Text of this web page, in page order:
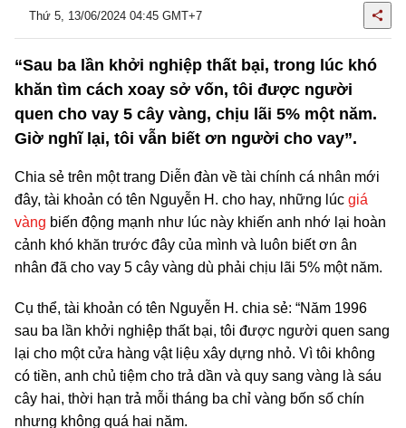
Thứ 5, 13/06/2024 04:45 GMT+7
“Sau ba lần khởi nghiệp thất bại, trong lúc khó
khăn tìm cách xoay sở vốn, tôi được người
quen cho vay 5 cây vàng, chịu lãi 5% một năm.
Giờ nghĩ lại, tôi vẫn biết ơn người cho vay”.
Chia sẻ trên một trang Diễn đàn về tài chính cá nhân mới
đây, tài khoản có tên Nguyễn H. cho hay, những lúc giá
vàng biến động mạnh như lúc này khiến anh nhớ lại hoàn
cảnh khó khăn trước đây của mình và luôn biết ơn ân
nhân đã cho vay 5 cây vàng dù phải chịu lãi 5% một năm.
Cụ thể, tài khoản có tên Nguyễn H. chia sẻ: “Năm 1996
sau ba lần khởi nghiệp thất bại, tôi được người quen sang
lại cho một cửa hàng vật liệu xây dựng nhỏ. Vì tôi không
có tiền, anh chủ tiệm cho trả dần và quy sang vàng là sáu
cây hai, thời hạn trả mỗi tháng ba chỉ vàng bốn số chín
nhưng không quá hai năm.